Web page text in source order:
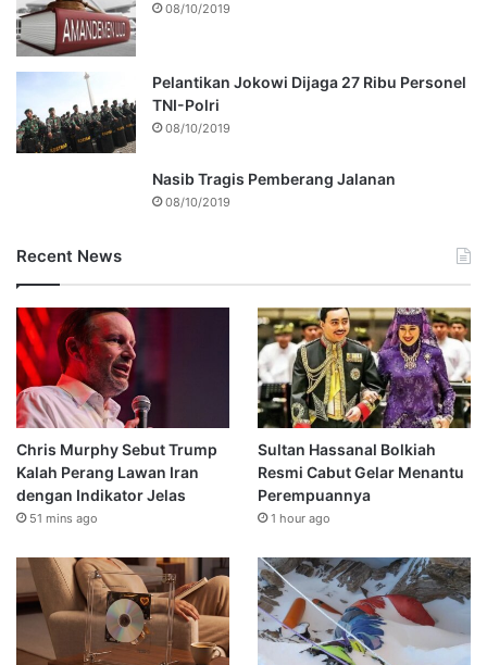
08/10/2019
Pelantikan Jokowi Dijaga 27 Ribu Personel
TNI-Polri
08/10/2019
Nasib Tragis Pemberang Jalanan
08/10/2019
Recent News
Chris Murphy Sebut Trump
Kalah Perang Lawan Iran
dengan Indikator Jelas
51 mins ago
Sultan Hassanal Bolkiah
Resmi Cabut Gelar Menantu
Perempuannya
1 hour ago